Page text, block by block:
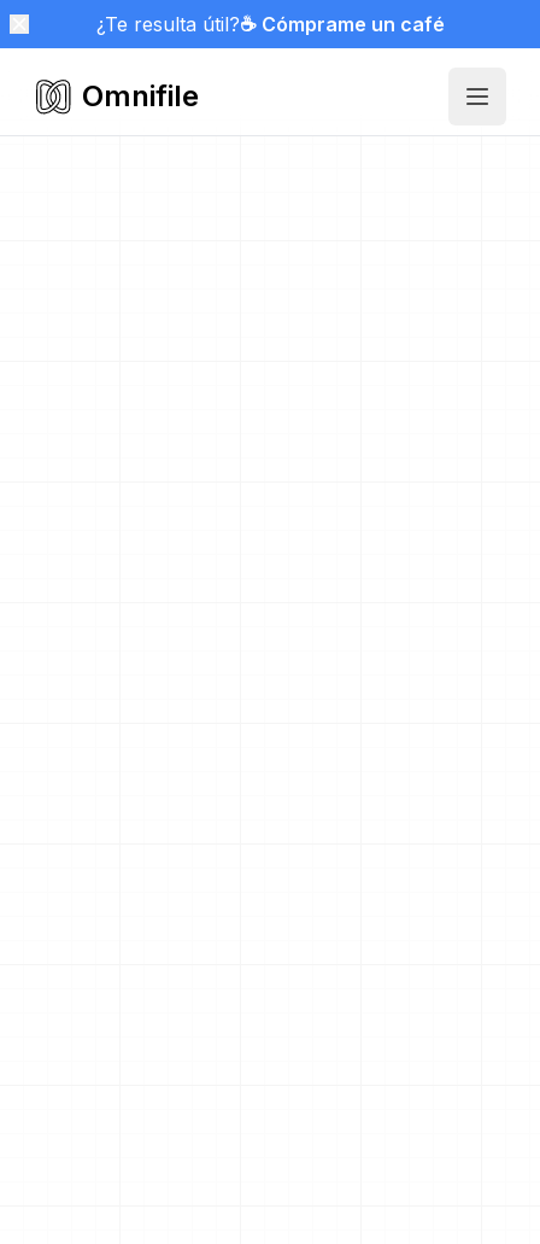
¿Te resulta útil?☕ Cómprame un café
Omnifile